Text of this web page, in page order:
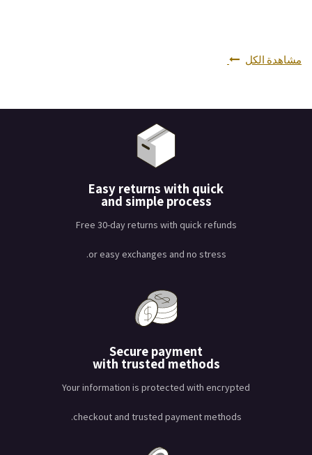
مشاهدة الكل
Easy returns with quick
and simple process
Free 30-day returns with quick refunds
or easy exchanges and no stress.
Secure payment
with trusted methods
Your information is protected with encrypted
checkout and trusted payment methods.